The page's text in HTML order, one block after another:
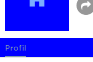
Profil